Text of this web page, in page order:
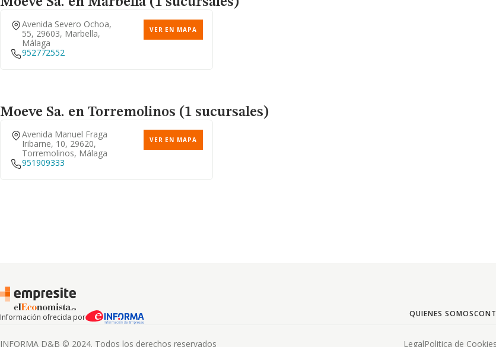
Avenida Severo Ochoa,
55, 29603, Marbella,
Málaga
VER EN MAPA
952772552
Moeve Sa. en Torremolinos (1 sucursales)
Avenida Manuel Fraga
Iribarne, 10, 29620,
Torremolinos, Málaga
VER EN MAPA
951909333
Información ofrecida por QUIENES SOMOS
INFORMA D&B © 2024. Todos los derechos reservados LegalPolitica de Cookies